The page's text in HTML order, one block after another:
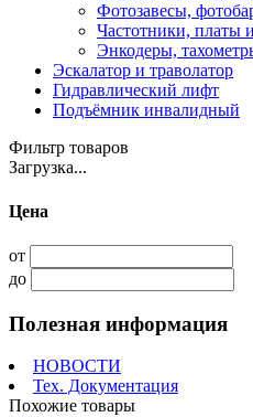
Фотозавесы,
Частотники, платы
Энкодеры,
Эскалатор и траволатор
Гидравлический лифт
Подъёмник инвалидный
Фильтр товаров
Загрузка...
Цена
от
до
Полезная информация
НОВОСТИ
Тех. Документация
Похожие товары